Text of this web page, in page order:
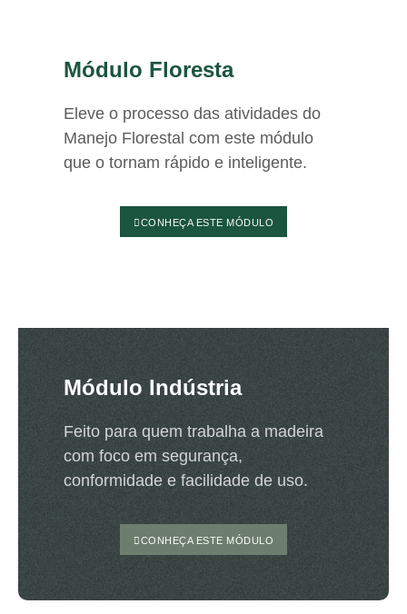
Módulo Floresta
Eleve o processo das atividades do
Manejo Florestal com este módulo
que o tornam rápido e inteligente.
CONHEÇA ESTE MÓDULO
Módulo Indústria
Feito para quem trabalha a madeira
com foco em segurança,
conformidade e facilidade de uso.
CONHEÇA ESTE MÓDULO